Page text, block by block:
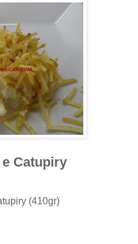
Catupiry
(410gr)